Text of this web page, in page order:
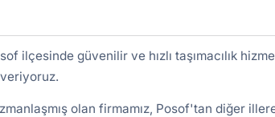
ilçesinde güvenilir ve hızlı taşımacılık
olan firmamız, Posof'tan diğer